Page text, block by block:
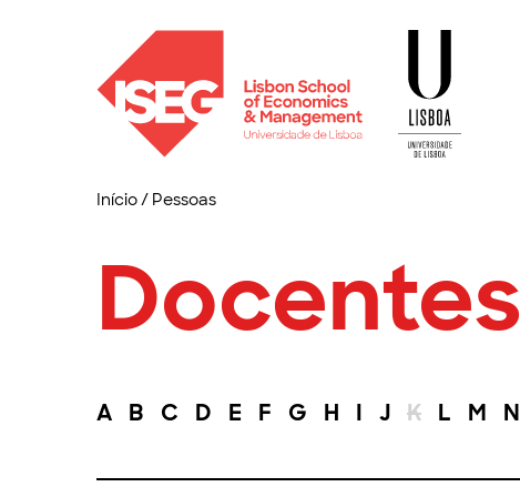
Início/ Pessoas
Docentes
A B C D E F G H I J K L M N